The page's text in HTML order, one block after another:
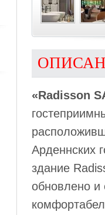
«Radisson
Арденнских
здание
обновлено